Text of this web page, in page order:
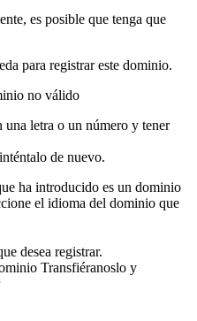
es posible que tenga que
para registrar este dominio.
no válido
una letra o un número y tener
de nuevo.
ha introducido es un dominio
el idioma del dominio que
desea registrar.
Transfiéranoslo y